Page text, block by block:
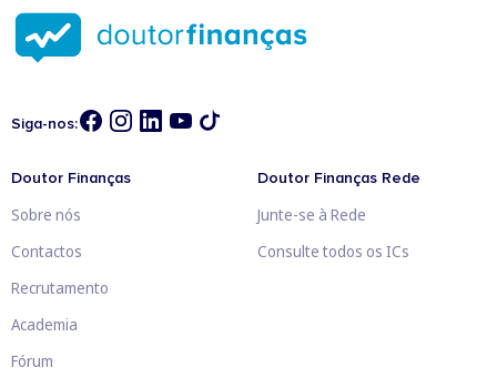
Siga-nos:
Doutor Finanças
Sobre nós
Contactos
Recrutamento
Academia
Fórum
Doutor Finanças Rede
Junte-se à Rede
Consulte todos os ICs